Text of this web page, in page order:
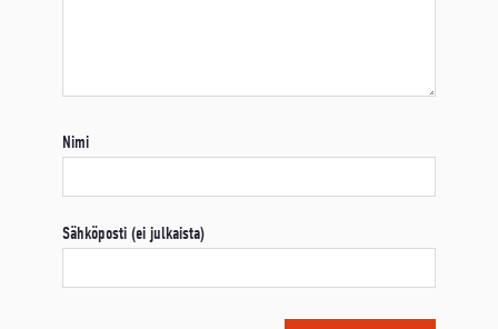
Nimi
Sähköposti (ei julkaista)